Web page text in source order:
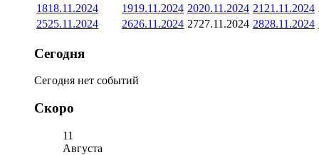
1818.11.2024 1919.11.2024 2020.11.2024 21 21.11.2024
2525.11.2024 2626.11.2024 2727.11.2024 2828.11.2024
Сегодня
Сегодня нет событий
Скоро
11
Августа